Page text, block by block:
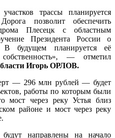
трассы планируется
позволит обеспечить
Плесецк с областным
Президента России о
В будущем планируется её
— отметил
Игорь ОРЛОВ.
— 296 млн рублей — будет
работы по которым были
мост через реку Устья близ
районе и мост через реку
направлены на начало